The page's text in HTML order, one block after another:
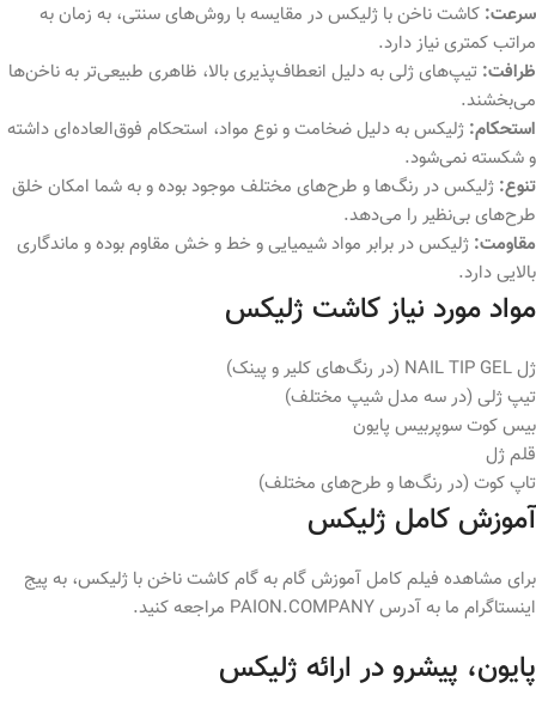
سرعت: کاشت ناخن با ژلیکس در مقایسه با روش‌های سنتی، به زمان به
مراتب کمتری نیاز دارد.
ظرافت: تیپ‌های ژلی به دلیل انعطاف‌پذیری بالا، ظاهری طبیعی‌تر به ناخن‌ها
می‌بخشند.
استحکام: ژلیکس به دلیل ضخامت و نوع مواد، استحکام فوق‌العاده‌ای داشته
و شکسته نمی‌شود.
تنوع: ژلیکس در رنگ‌ها و طرح‌های مختلف موجود بوده و به شما امکان خلق
طرح‌های بی‌نظیر را می‌دهد.
مقاومت: ژلیکس در برابر مواد شیمیایی و خط و خش مقاوم بوده و ماندگاری
بالایی دارد.
مواد مورد نیاز کاشت ژلیکس
ژل NAIL TIP GEL (در رنگ‌های کلیر و پینک)
تیپ ژلی (در سه مدل شیپ مختلف)
بیس کوت سوپربیس پایون
قلم ژل
تاپ کوت (در رنگ‌ها و طرح‌های مختلف)
آموزش کامل ژلیکس
برای مشاهده فیلم کامل آموزش گام به گام کاشت ناخن با ژلیکس، به پیج
اینستاگرام ما به آدرس PAION.COMPANY مراجعه کنید.
پایون، پیشرو در ارائه ژلیکس